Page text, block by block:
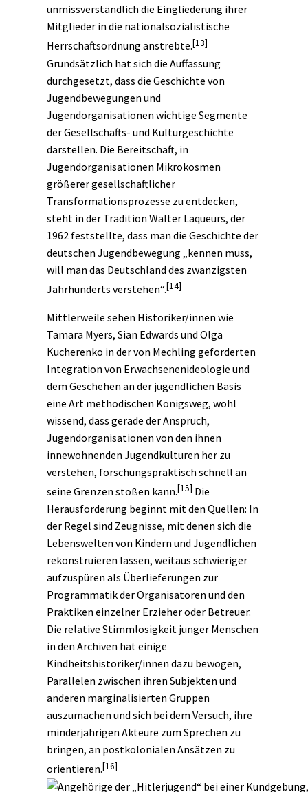
unmissverständlich die Eingliederung ihrer
Mitglieder in die nationalsozialistische
Herrschaftsordnung anstrebte.[13]
Grundsätzlich hat sich die Auffassung
durchgesetzt, dass die Geschichte von
Jugendbewegungen und
Jugendorganisationen wichtige Segmente
der Gesellschafts- und Kulturgeschichte
darstellen. Die Bereitschaft, in
Jugendorganisationen Mikrokosmen
größerer gesellschaftlicher
Transformationsprozesse zu entdecken,
steht in der Tradition Walter Laqueurs, der
1962 feststellte, dass man die Geschichte der
deutschen Jugendbewegung „kennen muss,
will man das Deutschland des zwanzigsten
Jahrhunderts verstehen“.[14]
Mittlerweile sehen Historiker/innen wie
Tamara Myers, Sian Edwards und Olga
Kucherenko in der von Mechling geforderten
Integration von Erwachsenenideologie und
dem Geschehen an der jugendlichen Basis
eine Art methodischen Königsweg, wohl
wissend, dass gerade der Anspruch,
Jugendorganisationen von den ihnen
innewohnenden Jugendkulturen her zu
verstehen, forschungspraktisch schnell an
seine Grenzen stoßen kann.[15] Die
Herausforderung beginnt mit den Quellen: In
der Regel sind Zeugnisse, mit denen sich die
Lebenswelten von Kindern und Jugendlichen
rekonstruieren lassen, weitaus schwieriger
aufzuspüren als Überlieferungen zur
Programmatik der Organisatoren und den
Praktiken einzelner Erzieher oder Betreuer.
Die relative Stimmlosigkeit junger Menschen
in den Archiven hat einige
Kindheitshistoriker/innen dazu bewogen,
Parallelen zwischen ihren Subjekten und
anderen marginalisierten Gruppen
auszumachen und sich bei dem Versuch, ihre
minderjährigen Akteure zum Sprechen zu
bringen, an postkolonialen Ansätzen zu
orientieren.[16]